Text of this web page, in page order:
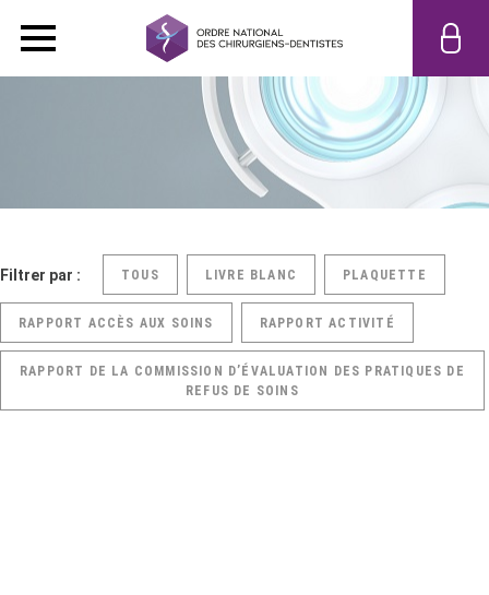
Filtrer par : TOUS LIVRE BLANC PLAQUETTE
RAPPORT ACCÈS AUX SOINS RAPPORT ACTIVITÉ
RAPPORT DE LA COMMISSION D’ÉVALUATION DES PRATIQUES DE
REFUS DE SOINS